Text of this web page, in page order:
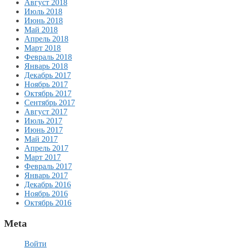
Август 2018
Июль 2018
Июнь 2018
Май 2018
Апрель 2018
Март 2018
Февраль 2018
Январь 2018
Декабрь 2017
Ноябрь 2017
Октябрь 2017
Сентябрь 2017
Август 2017
Июль 2017
Июнь 2017
Май 2017
Апрель 2017
Март 2017
Февраль 2017
Январь 2017
Декабрь 2016
Ноябрь 2016
Октябрь 2016
Meta
Войти